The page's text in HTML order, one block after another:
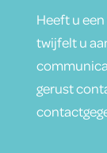
Heeft u
twijfelt u
gerust